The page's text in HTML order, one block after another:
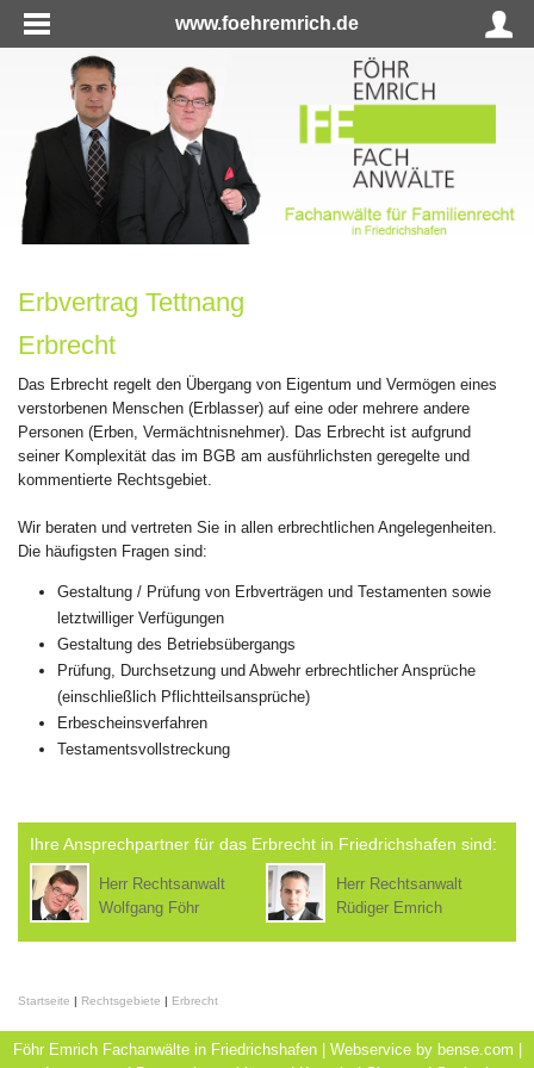
www.foehremrich.de
Erbvertrag Tettnang
Erbrecht
Das Erbrecht regelt den Übergang von Eigentum und Vermögen eines
verstorbenen Menschen (Erblasser) auf eine oder mehrere andere
Personen (Erben, Vermächtnisnehmer). Das Erbrecht ist aufgrund
seiner Komplexität das im BGB am ausführlichsten geregelte und
kommentierte Rechtsgebiet.
Wir beraten und vertreten Sie in allen erbrechtlichen Angelegenheiten.
Die häufigsten Fragen sind:
Gestaltung / Prüfung von Erbverträgen und Testamenten sowie
letztwilliger Verfügungen
Gestaltung des Betriebsübergangs
Prüfung, Durchsetzung und Abwehr erbrechtlicher Ansprüche
(einschließlich Pflichtteilsansprüche)
Erbescheinsverfahren
Testamentsvollstreckung
Ihre Ansprechpartner für das Erbrecht in Friedrichshafen sind:
Herr Rechtsanwalt
Wolfgang Föhr
Herr Rechtsanwalt
Rüdiger Emrich
Startseite | Rechtsgebiete | Erbrecht
Föhr Emrich Fachanwälte in Friedrichshafen | Webservice by bense.com